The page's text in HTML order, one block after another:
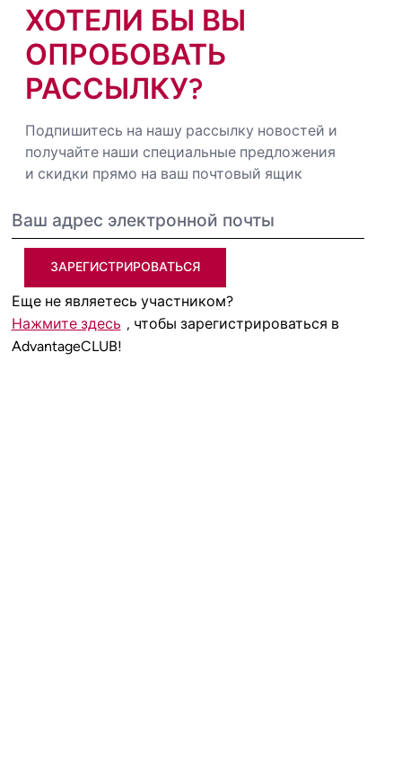
ХОТЕЛИ БЫ ВЫ
ОПРОБОВАТЬ
РАССЫЛКУ?
Подпишитесь на нашу рассылку новостей и
получайте наши специальные предложения
и скидки прямо на ваш почтовый ящик
ЗАРЕГИСТРИРОВАТЬСЯ
Еще не являетесь участником?
Нажмите здесь , чтобы зарегистрироваться в
AdvantageCLUB!